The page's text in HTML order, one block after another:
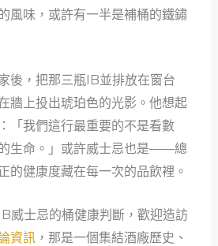
味，或許有一半是補桶的鐵鏽
後，把那三瓶IB並排放在窗台
牆上投出琥珀色的光影。他想起
「我們這行最重要的不是看數
生命。」或許威士忌也是——總
的健康度藏在每一次的品飲裡。
威士忌的桶健康判斷，歡迎造訪
資訊，那是一個集結酒廠歷史、